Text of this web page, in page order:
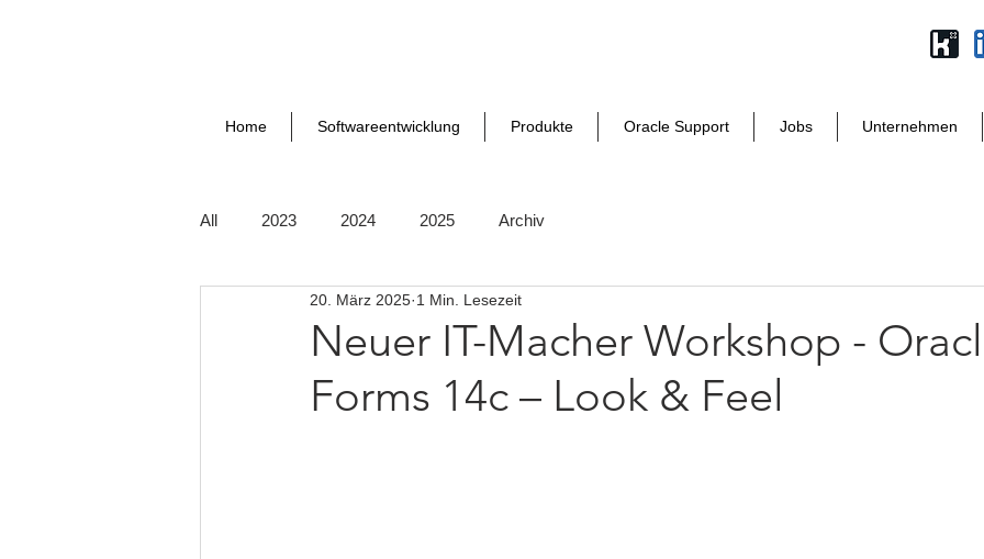
Home Softwareentwicklung Produkte Oracle Support Jobs Unternehmen
All 2023 2024 2025 Archiv
Neuer IT-Macher Workshop -
Forms 14c – Look & Feel
20. März 2025 1 Min. Lesezeit